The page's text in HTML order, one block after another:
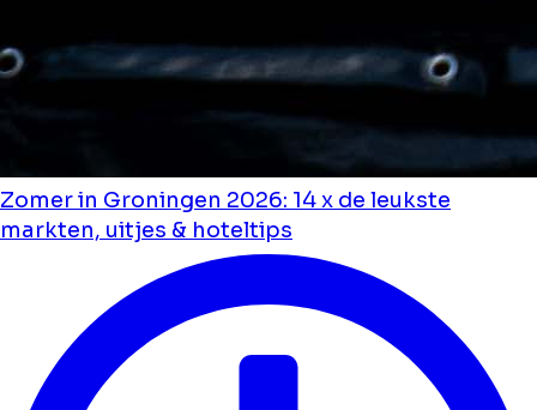
Zomer in Groningen 2026: 14 x de leukste
markten, uitjes & hoteltips